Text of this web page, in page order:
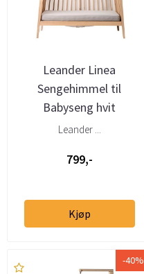
Leander Linea
Sengehimmel til
Babyseng hvit
Leander ...
799,-
Kjøp
-40%